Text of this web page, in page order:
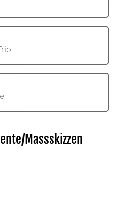
Massskizzen